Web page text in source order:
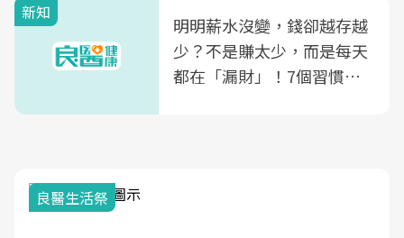
新知
明明薪水沒變，錢卻越存越
少？不是賺太少，而是每天
都在「漏財」！7個習慣一
良醫生活祭